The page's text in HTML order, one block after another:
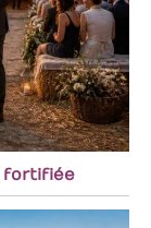
fortifiée